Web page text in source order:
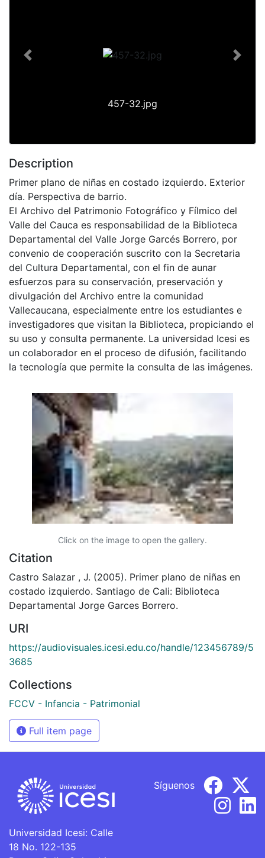
457-32.jpg
Previous Next
Description
Primer plano de niñas en costado izquierdo. Exterior
día. Perspectiva de barrio.
El Archivo del Patrimonio Fotográfico y Fílmico del
Valle del Cauca es responsabilidad de la Biblioteca
Departamental del Valle Jorge Garcés Borrero, por
convenio de cooperación suscrito con la Secretaria
del Cultura Departamental, con el fin de aunar
esfuerzos para su conservación, preservación y
divulgación del Archivo entre la comunidad
Vallecaucana, especialmente entre los estudiantes e
investigadores que visitan la Biblioteca, propiciando el
su uso y consulta permanente. La universidad Icesi es
un colaborador en el proceso de difusión, facilitando
la tecnología que permite la consulta de las imágenes.
Click on the image to open the gallery.
Citation
Castro Salazar , J. (2005). Primer plano de niñas en
costado izquierdo. Santiago de Cali: Biblioteca
Departamental Jorge Garces Borrero.
URI
https://audiovisuales.icesi.edu.co/handle/123456789/5
3685
Collections
FCCV - Infancia - Patrimonial
Full item page
Universidad Icesi: Calle
18 No. 122-135
Síguenos